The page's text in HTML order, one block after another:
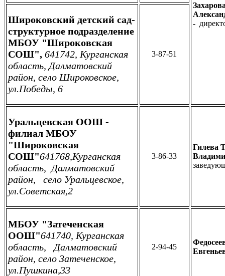
-
Широковский детский сад-
структурное подразделение
МБОУ "Широковская
СОШ", 641742, Курганская
область, Далматовский
район, село Широковское,
ул.Победы, 6
3-87-51
Уральцевская ООШ -
филиал МБОУ
"Широковская
СОШ"641768,Курганская
область, Далматовский
район, село Уральцевское,
ул.Советская,2
3-86-33
Гилева
МБОУ "Затеченская
ООШ"641740, Курганская
область, Далматовский
район, село Затеченское,
ул.Пушкина,33
2-94-45